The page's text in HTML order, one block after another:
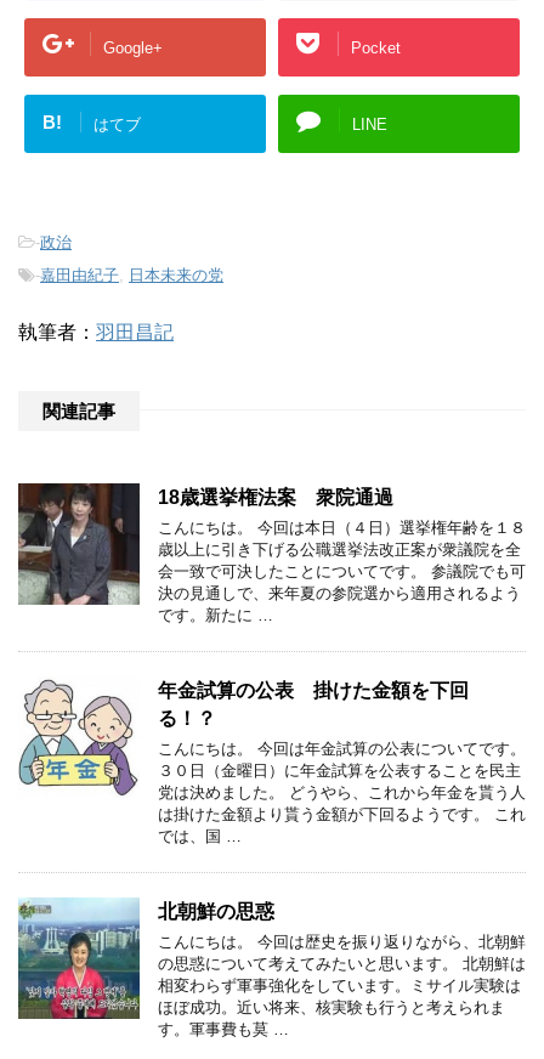
Google+ Pocket
B! はてブ LINE
-政治
-嘉田由紀子, 日本未来の党
執筆者： 羽田昌記
関連記事
18歳選挙権法案 衆院通過
こんにちは。 今回は本日（４日）選挙権年齢を１８
歳以上に引き下げる公職選挙法改正案が衆議院を全
会一致で可決したことについてです。 参議院でも可
決の見通しで、来年夏の参院選から適用されるよう
です。新たに …
年金試算の公表 掛けた金額を下回
る！？
こんにちは。 今回は年金試算の公表についてです。
３０日（金曜日）に年金試算を公表することを民主
党は決めました。 どうやら、これから年金を貰う人
は掛けた金額より貰う金額が下回るようです。 これ
では、国 …
北朝鮮の思惑
こんにちは。 今回は歴史を振り返りながら、北朝鮮
の思惑について考えてみたいと思います。 北朝鮮は
相変わらず軍事強化をしています。ミサイル実験は
ほぼ成功。近い将来、核実験も行うと考えられま
す。軍事費も莫 …